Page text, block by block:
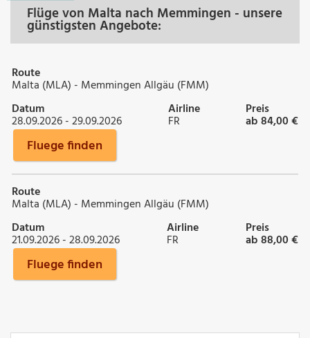
Flüge von Malta nach Memmingen - unsere
günstigsten Angebote:
Route
Malta (MLA) - Memmingen Allgäu (FMM)
Datum
28.09.2026 - 29.09.2026
Airline
FR
Preis
ab 84,00 €
Fluege finden
Route
Malta (MLA) - Memmingen Allgäu (FMM)
Datum
21.09.2026 - 28.09.2026
Airline
FR
Preis
ab 88,00 €
Fluege finden